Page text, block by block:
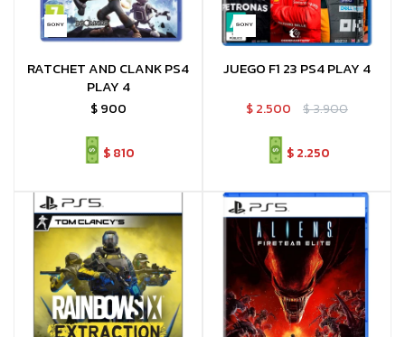
RATCHET AND CLANK PS4
PLAY 4
$ 900
$810
JUEGO F1 23 PS4 PLAY 4
$2.500 $3.900
$ 2.250